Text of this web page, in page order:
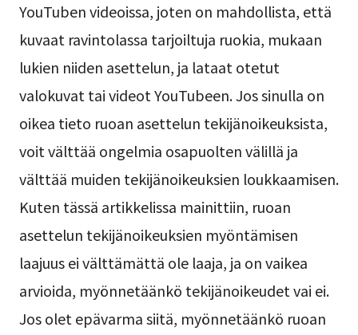
YouTuben videoissa, joten on mahdollista, että
kuvaat ravintolassa tarjoiltuja ruokia, mukaan
lukien niiden asettelun, ja lataat otetut
valokuvat tai videot YouTubeen. Jos sinulla on
oikea tieto ruoan asettelun tekijänoikeuksista,
voit välttää ongelmia osapuolten välillä ja
välttää muiden tekijänoikeuksien loukkaamisen.
Kuten tässä artikkelissa mainittiin, ruoan
asettelun tekijänoikeuksien myöntämisen
laajuus ei välttämättä ole laaja, ja on vaikea
arvioida, myönnetäänkö tekijänoikeudet vai ei.
Jos olet epävarma siitä, myönnetäänkö ruoan